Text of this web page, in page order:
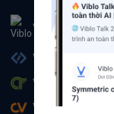
Viblo
Viblo Code
Viblo CTF
Viblo CV